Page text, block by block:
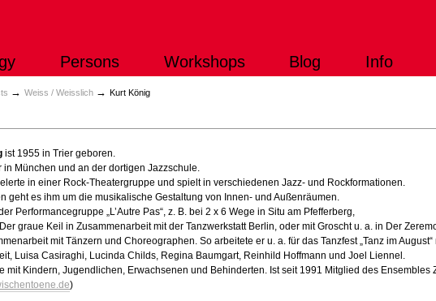
Persons Workshops Blog Info
→Weiss / Weisslich →Kurt König
ist 1955 in Trier geboren.
in München und an der dortigen Jazzschule.
in einer Rock-Theatergruppe und spielt in verschiedenen Jazz- und Rockformationen.
geht es ihm um die musikalische Gestaltung von Innen- und Außenräumen.
Performancegruppe „L’Autre Pas“, z. B. bei 2 x 6 Wege in Situ am Pfefferberg,
graue Keil in Zusammenarbeit mit der Tanzwerkstatt Berlin, oder mit Groscht u. a. in Der
mit Tänzern und Choreographen. So arbeitete er u. a. für das Tanzfest „Tanz im August“
Luisa Casiraghi, Lucinda Childs, Regina Baumgart, Reinhild Hoffmann und Joel Liennel.
mit Kindern, Jugendlichen, Erwachsenen und Behinderten. Ist seit 1991 Mitglied des Ensembles
)